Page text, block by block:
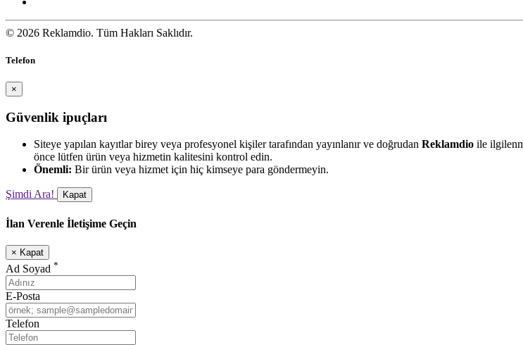
© 2026 Reklamdio. Tüm Hakları Saklıdır.
Telefon
×
Güvenlik ipuçları
Siteye yapılan kayıtlar birey veya profesyonel kişiler tarafından yayınlanır ve doğrudan Reklamdio ile
önce lütfen ürün veya hizmetin kalitesini kontrol edin.
Önemli: Bir ürün veya hizmet için hiç kimseye para göndermeyin.
Şimdi Ara! Kapat
İlan Verenle İletişime Geçin
× Kapat
Ad Soyad *
E-Posta
Telefon